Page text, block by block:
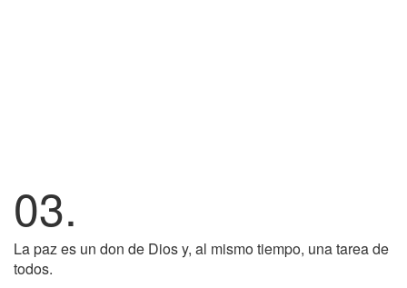
03.
La paz es un don de Dios y, al mismo tiempo, una tarea de
todos.